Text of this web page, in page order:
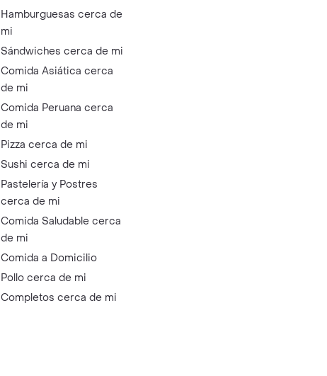
Hamburguesas cerca de
mi
Sándwiches cerca de mi
Comida Asiática cerca
de mi
Comida Peruana cerca
de mi
Pizza cerca de mi
Sushi cerca de mi
Pastelería y Postres
cerca de mi
Comida Saludable cerca
de mi
Comida a Domicilio
Pollo cerca de mi
Completos cerca de mi